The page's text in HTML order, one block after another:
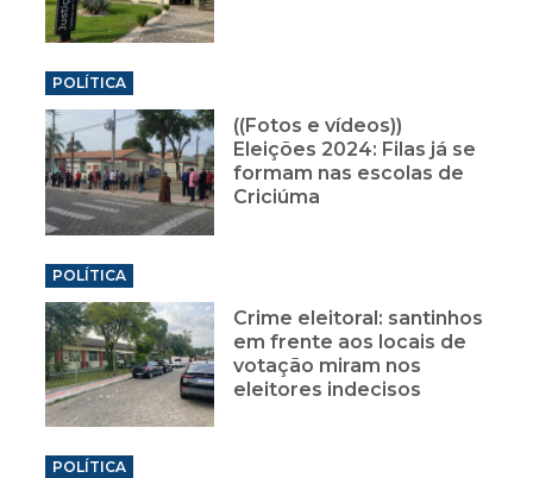
POLÍTICA
((Fotos e vídeos))
Eleições 2024: Filas já se
formam nas escolas de
Criciúma
POLÍTICA
Crime eleitoral: santinhos
em frente aos locais de
votação miram nos
eleitores indecisos
POLÍTICA